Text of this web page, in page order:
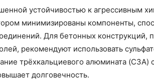
устойчивостью к агрессивным
минимизированы компоненты,
Для бетонных конструкций,
рекомендуют использовать
трёхкальциевого алюмината (C3A)
долговечность.